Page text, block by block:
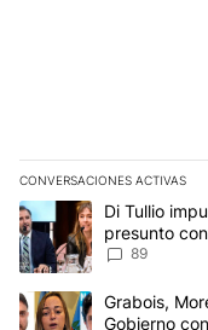
CONVERSACIONES ACTIVAS
Este listado muestra
Un artículo deDi Tullio
presunto
Ley de Tierras
89
Un artículo deGrabois,
Gobierno